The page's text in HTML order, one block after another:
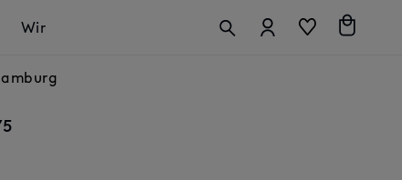
Wir AnmeldenWarenkorb